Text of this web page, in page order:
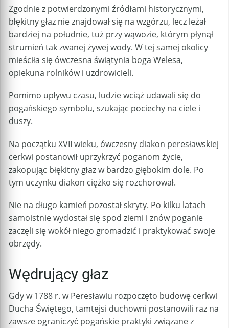
Zgodnie z potwierdzonymi źródłami historycznymi,
błękitny głaz nie znajdował się na wzgórzu, lecz leżał
bardziej na południe, tuż przy wąwozie, którym płynął
strumień tak zwanej żywej wody. W tej samej okolicy
mieściła się ówczesna świątynia boga Welesa,
opiekuna rolników i uzdrowicieli.
Pomimo upływu czasu, ludzie wciąż udawali się do
pogańskiego symbolu, szukając pociechy na ciele i
duszy.
Na początku XVII wieku, ówczesny diakon peresławskiej
cerkwi postanowił uprzykrzyć poganom życie,
zakopując błękitny głaz w bardzo głębokim dole. Po
tym uczynku diakon ciężko się rozchorował.
Nie na długo kamień pozostał skryty. Po kilku latach
samoistnie wydostał się spod ziemi i znów poganie
zaczęli się wokół niego gromadzić i praktykować swoje
obrzędy.
Wędrujący głaz
Gdy w 1788 r. w Peresławiu rozpoczęto budowę cerkwi
Ducha Świętego, tamtejsi duchowni postanowili raz na
zawsze ograniczyć pogańskie praktyki związane z